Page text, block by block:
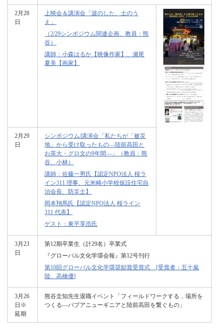
2月28
日
上映会＆講演会「波のした、土のう
え」
（2/29シンポジウム関連企画、教員：熊
谷）
講師：小森はるか【映像作家】、瀬尾
夏美【画家】
2月29
日
シンポジウム/講演会「私たちが「被災
地」から受け取ったもの―陸前高田と
お茶大・グロ文の9年間―」（教員：熊
谷、小林）
講師：佐藤一男氏【認定NPO法人 桜ラ
イン311 理事、元米崎小学校仮設住宅自
治会長、防災士】
岡本翔馬氏【認定NPO法人 桜ライン
311 代表】
ゲスト：東平享浩氏
3月23
日
第12期卒業生（計29名）卒業式
『グローバル文化学環会報』第12号刊行
第10回グローバル文化学環奨励賞受賞式 [受賞者：五十嵐
陸、高橋優]
3月26
日※
延期
熊谷圭知先生退職イベント「フィールドワークする，場所を
つくる―パプアニューギニアと陸前高田を繋ぐもの」